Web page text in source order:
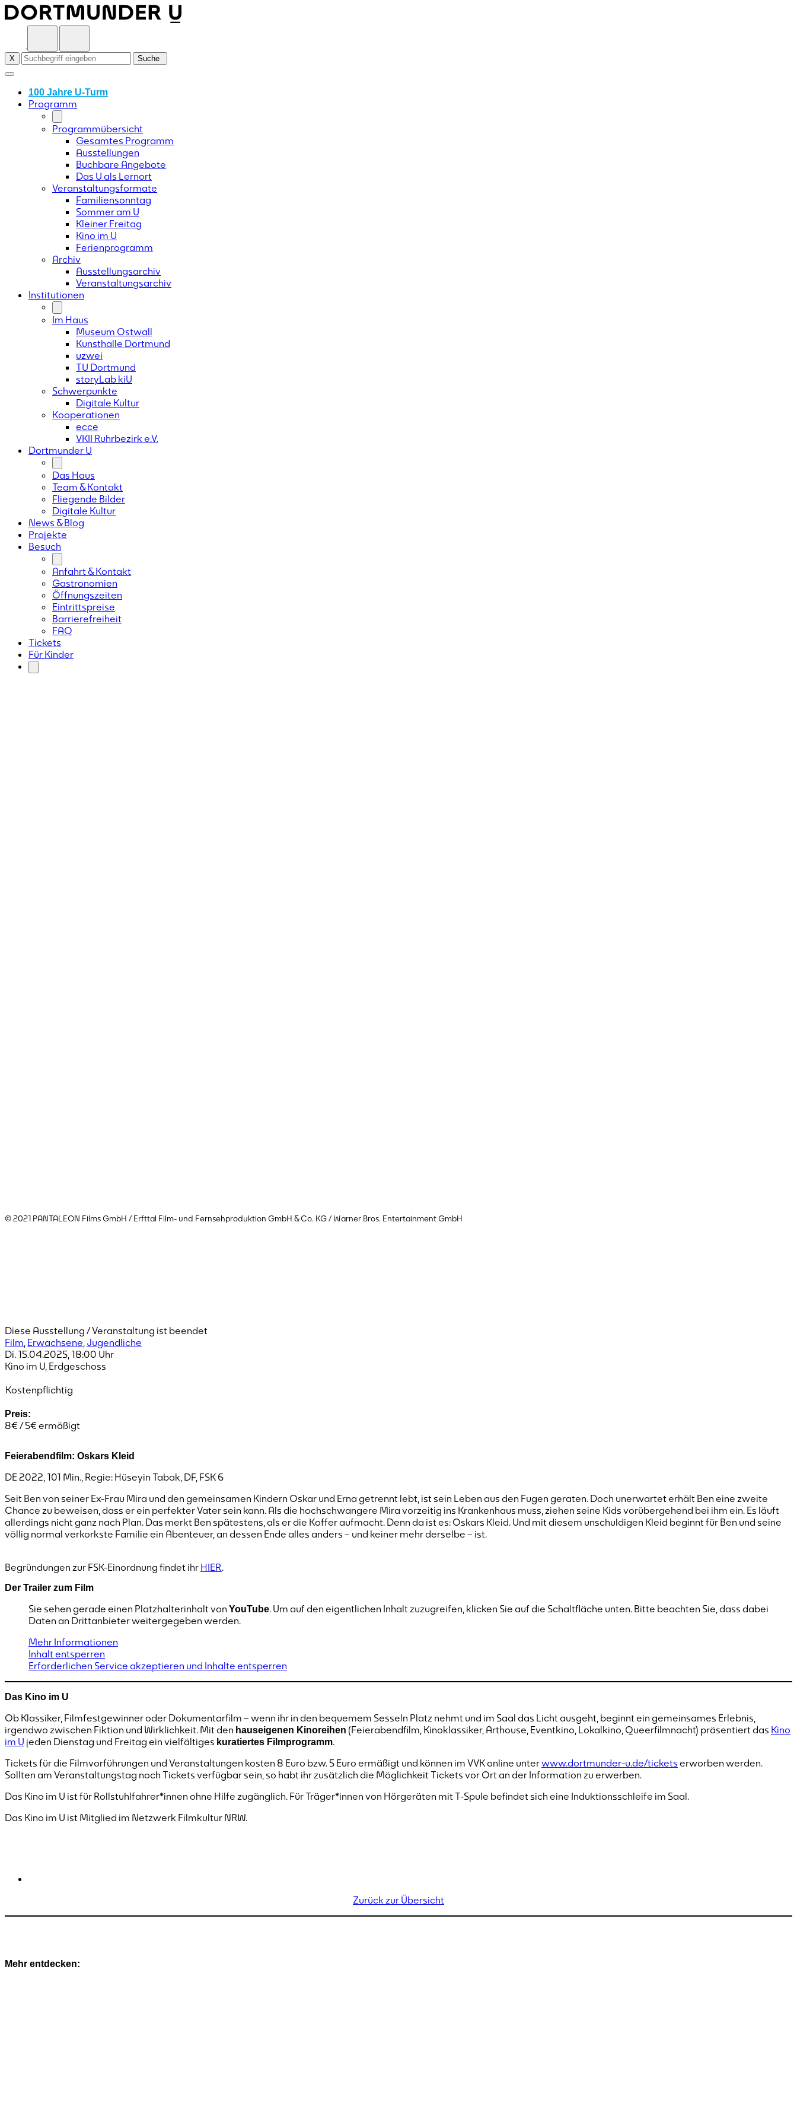
Skip
to
X Suche
100 Jahre U-Turm
Programm
Programmübersicht
Gesamtes Programm
Ausstellungen
Buchbare Angebote
Das U als Lernort
Veranstaltungsformate
Familiensonntag
Sommer am U
Kleiner Freitag
Kino im U
Ferienprogramm
Archiv
Ausstellungsarchiv
Veranstaltungsarchiv
Institutionen
Im Haus
Museum Ostwall
Kunsthalle Dortmund
uzwei
TU Dortmund
storyLab kiU
Schwerpunkte
Digitale Kultur
Kooperationen
ecce
VKII Ruhrbezirk e.V.
Dortmunder U
Das Haus
Team & Kontakt
Fliegende Bilder
Digitale Kultur
News & Blog
Projekte
Besuch
Anfahrt & Kontakt
Gastronomien
Öffnungszeiten
Eintrittspreise
Barrierefreiheit
FAQ
Tickets
Für Kinder
© 2021 PANTALEON Films GmbH / Erfttal Film- und Fernsehproduktion GmbH & Co. KG / Warner Bros. Entertainment GmbH
Diese Ausstellung / Veranstaltung ist beendet
Film Erwachsene Jugendliche
Di. 15.04.2025 18:00 Uhr
Kino im U, Erdgeschoss
Kostenpflichtig
Preis:
8€ / 5€ ermäßigt
Feierabendfilm: Oskars Kleid
DE 2022, 101 Min., Regie: Hüseyin Tabak, DF, FSK 6
Seit Ben von seiner Ex-Frau Mira und den gemeinsamen Kindern Oskar und Erna getrennt lebt, ist sein Leben aus den Fugen geraten. Doch unerwartet erhält Ben eine zweite
Chance zu beweisen, dass er ein perfekter Vater sein kann. Als die hochschwangere Mira vorzeitig ins Krankenhaus muss, ziehen seine Kids vorübergehend bei ihm ein. Es läuft
allerdings nicht ganz nach Plan. Das merkt Ben spätestens, als er die Koffer aufmacht. Denn da ist es: Oskars Kleid. Und mit diesem unschuldigen Kleid beginnt für Ben und seine
völlig normal verkorkste Familie ein Abenteuer, an dessen Ende alles anders – und keiner mehr derselbe – ist.
Begründungen zur FSK-Einordnung findet ihr HIER.
Der Trailer zum Film
Sie sehen gerade einen Platzhalterinhalt von YouTube. Um auf den eigentlichen Inhalt zuzugreifen, klicken Sie auf die Schaltfläche unten. Bitte beachten Sie, dass dabei
Daten an Drittanbieter weitergegeben werden.
Mehr Informationen
Inhalt entsperren
Erforderlichen Service akzeptieren und Inhalte entsperren
Das Kino im U
Ob Klassiker, Filmfestgewinner oder Dokumentarfilm – wenn ihr in den bequemem Sesseln Platz nehmt und im Saal das Licht ausgeht, beginnt ein gemeinsames Erlebnis,
irgendwo zwischen Fiktion und Wirklichkeit. Mit den hauseigenen Kinoreihen (Feierabendfilm, Kinoklassiker, Arthouse, Eventkino, Lokalkino, Queerfilmnacht) präsentiert das Kino
im U jeden Dienstag und Freitag ein vielfältiges kuratiertes Filmprogramm.
Tickets für die Filmvorführungen und Veranstaltungen kosten 8 Euro bzw. 5 Euro ermäßigt und können im VVK online unterwww.dortmunder-u.de/tickets erworben werden.
Sollten am Veranstaltungstag noch Tickets verfügbar sein, so habt ihr zusätzlich die Möglichkeit Tickets vor Ort an der Information zu erwerben.
Das Kino im U ist für Rollstuhlfahrer*innen ohne Hilfe zugänglich. Für Träger*innen von Hörgeräten mit T-Spule befindet sich eine Induktionsschleife im Saal.
Das Kino im U ist Mitglied im Netzwerk Filmkultur NRW.
Zurück zur Übersicht
Mehr entdecken: